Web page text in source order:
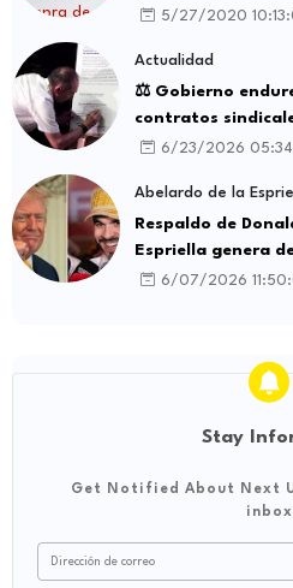
5/27/2020
Actualidad
⚖️ Gobierno
contratos
intermediación
6/23/2026
Abelardo de la
Respaldo de
Espriella genera
influencia
6/07/2026
Stay
Get Notified About Next
inbox